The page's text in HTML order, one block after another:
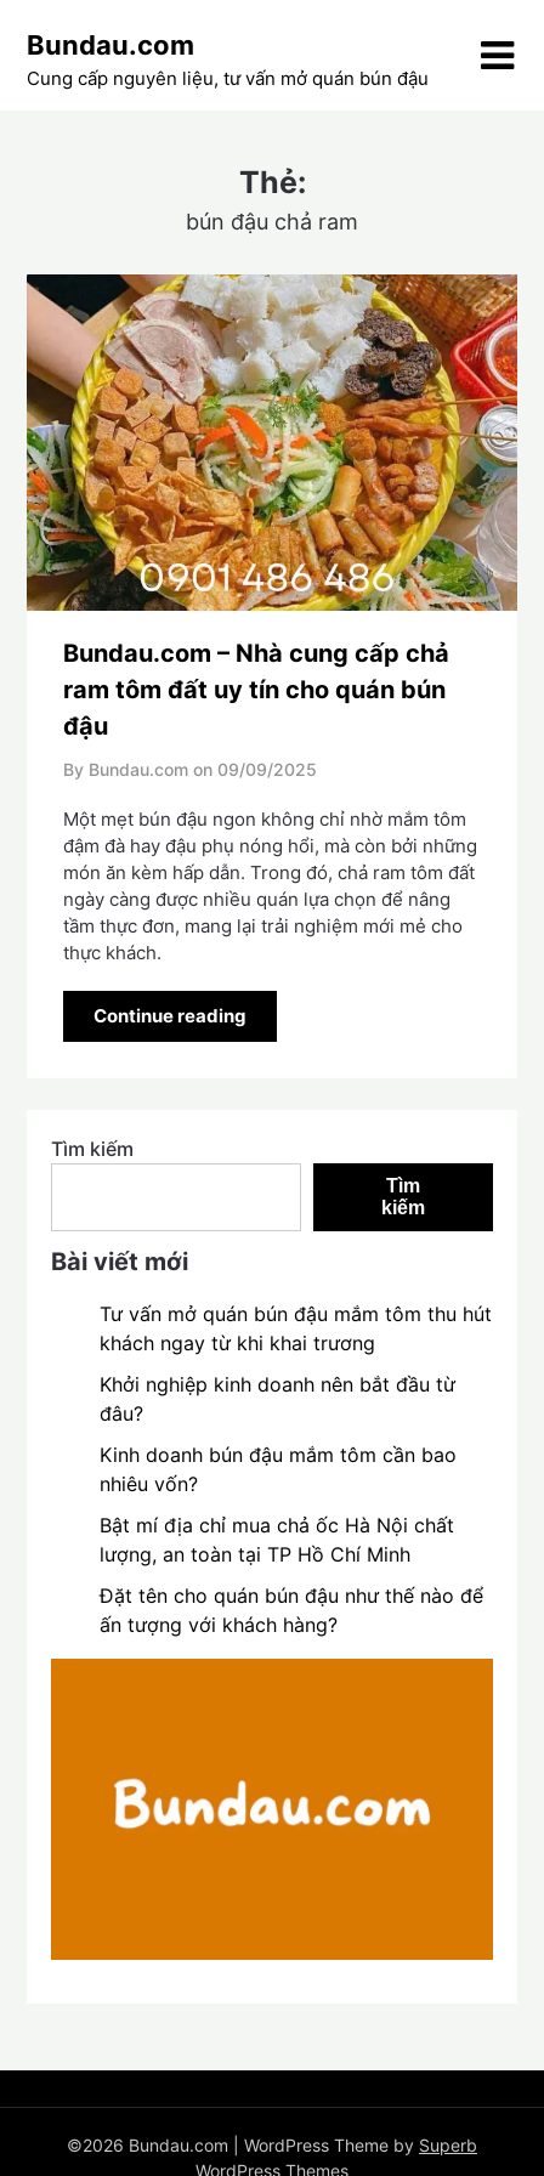
content
Bundau.com
Cung cấp nguyên liệu, tư vấn mở quán bún đậu
Thẻ:
bún đậu chả ram
Bundau.com – Nhà cung cấp chả
ram tôm đất uy tín cho quán bún
đậu
By Bundau.com on 09/09/2025
Một mẹt bún đậu ngon không chỉ nhờ mắm tôm
đậm đà hay đậu phụ nóng hổi, mà còn bởi những
món ăn kèm hấp dẫn. Trong đó, chả ram tôm đất
ngày càng được nhiều quán lựa chọn để nâng
tầm thực đơn, mang lại trải nghiệm mới mẻ cho
thực khách.
Continue reading
Tìm kiếm
Tìm
kiếm
Bài viết mới
Tư vấn mở quán bún đậu mắm tôm thu hút
khách ngay từ khi khai trương
Khởi nghiệp kinh doanh nên bắt đầu từ
đâu?
Kinh doanh bún đậu mắm tôm cần bao
nhiêu vốn?
Bật mí địa chỉ mua chả ốc Hà Nội chất
lượng, an toàn tại TP Hồ Chí Minh
Đặt tên cho quán bún đậu như thế nào để
ấn tượng với khách hàng?
©2026 Bundau.com | WordPress Theme by Superb
WordPress Themes